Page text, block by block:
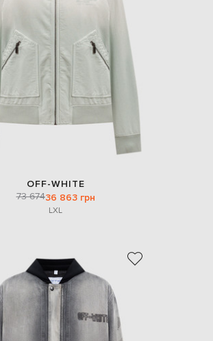
Denmark
Estonia
France
Italy
OFF-WHITE
73 67436 863 грн
LXL